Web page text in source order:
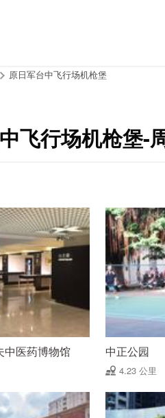
原日军台中飞行场机枪堡
飞行场机枪堡-
中医药博物馆 中正公园
4.23 公里